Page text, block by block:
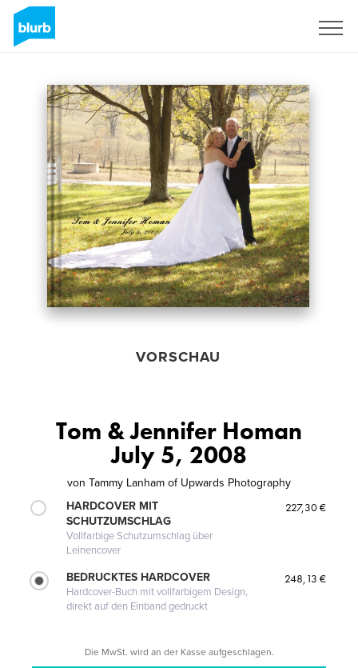
VORSCHAU
Tom & Jennifer Homan
July 5, 2008
von Tammy Lanham of Upwards Photography
HARDCOVER MIT
SCHUTZUMSCHLAG
Vollfarbige Schutzumschlag über
Leinencover
227,30 €
BEDRUCKTES HARDCOVER
Hardcover-Buch mit vollfarbigem Design,
direkt auf den Einband gedruckt
248,13 €
Die MwSt. wird an der Kasse aufgeschlagen.